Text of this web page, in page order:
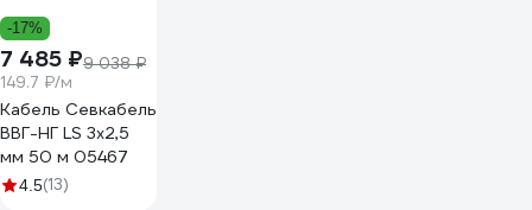
-17%
7 485 ₽9 038 ₽
149.7 ₽/м
Кабель Севкабель
ВВГ-НГ LS 3х2,5
мм 50 м 05467
4.5(13)